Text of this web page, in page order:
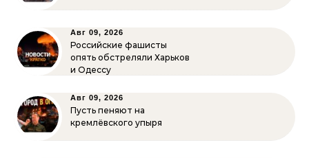
Авг 09, 2026
Российские фашисты
опять обстреляли Харьков
и Одессу
Авг 09, 2026
Пусть пеняют на
кремлёвского упыря